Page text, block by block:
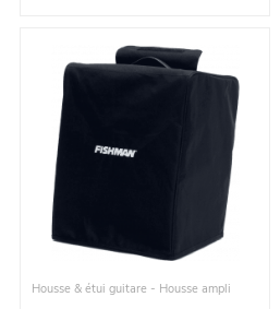
Housse & étui guitare - Housse ampli